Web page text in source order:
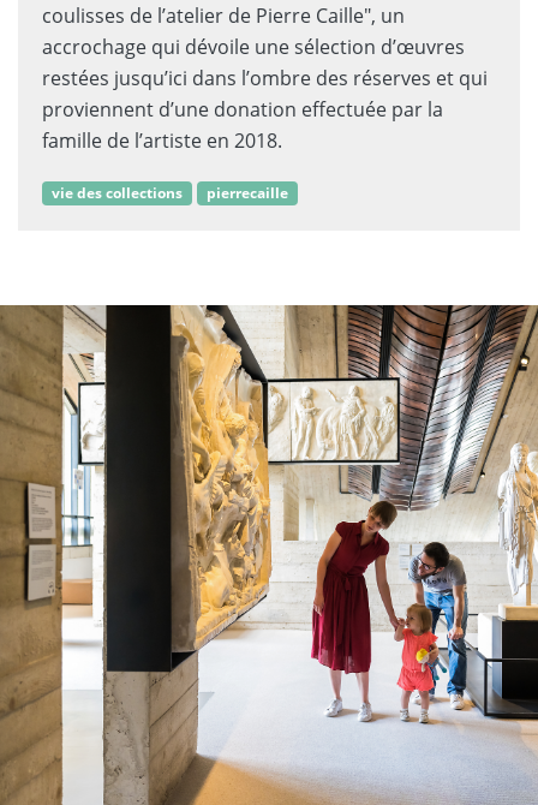
coulisses de l’atelier de Pierre Caille", un
accrochage qui dévoile une sélection d’œuvres
restées jusqu’ici dans l’ombre des réserves et qui
proviennent d’une donation effectuée par la
famille de l’artiste en 2018.
vie des collections pierrecaille